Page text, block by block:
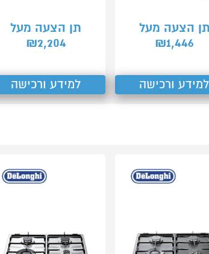
תן הצעה מעל
₪1,446
למידע ורכישה
תן הצעה מעל
₪2,204
למידע ורכישה